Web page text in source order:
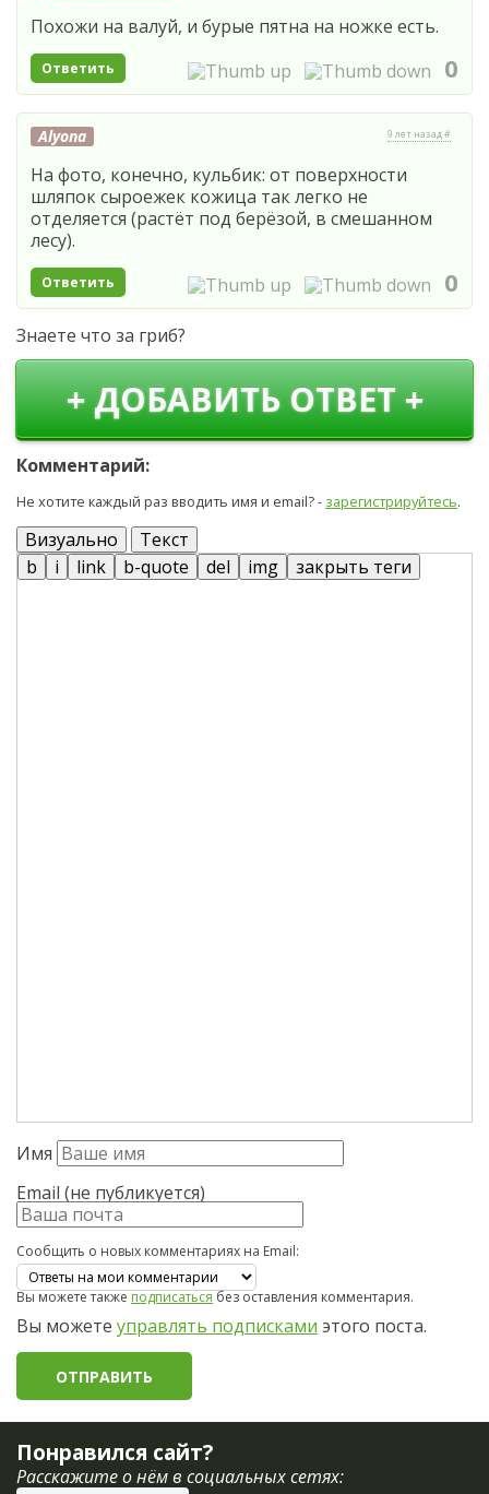
Похожи на валуй, и бурые пятна на ножке есть.
Ответить 0
Alyona 9 лет назад #
На фото, конечно, кульбик: от поверхности
шляпок сыроежек кожица так легко не
отделяется (растёт под берёзой, в смешанном
лесу).
Ответить 0
Знаете что за гриб?
+ ДОБАВИТЬ ОТВЕТ +
Комментарий:
Не хотите каждый раз вводить имя и email? - зарегистрируйтесь.
Визуально Текст
Имя
Email (не публикуется)
Сообщить о новых комментариях на Email:
Вы можете такжеподписатьсябез оставления комментария.
Вы можете управлять подписками этого поста.
Понравился сайт?
Расскажите о нём в социальных сетях: